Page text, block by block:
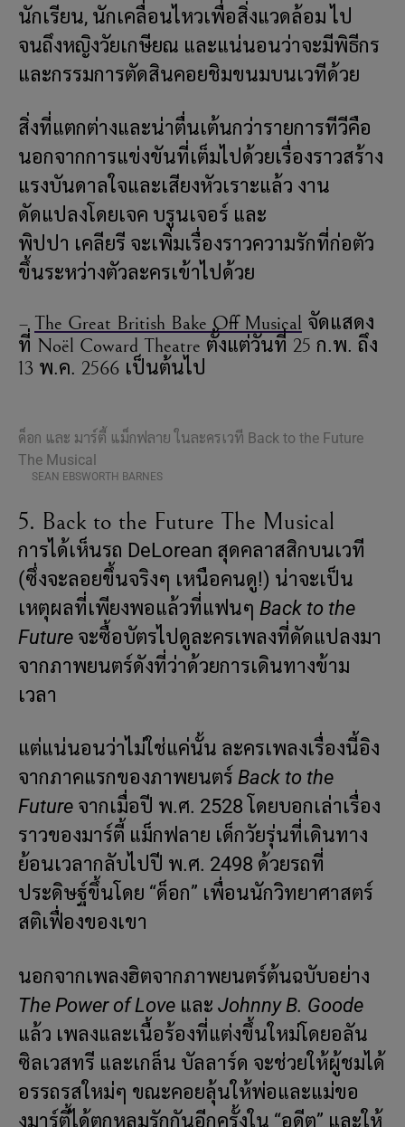
นักเรียน, นักเคลื่อนไหวเพื่อสิ่งแวดล้อม ไป
จนถึงหญิงวัยเกษียณ และแน่นอนว่าจะมีพิธีกร
และกรรมการตัดสินคอยชิมขนมบนเวทีด้วย
สิ่งที่แตกต่างและน่าตื่นเต้นกว่ารายการทีวีคือ
นอกจากการแข่งขันที่เต็มไปด้วยเรื่องราวสร้าง
แรงบันดาลใจและเสียงหัวเราะแล้ว งาน
ดัดแปลงโดยเจค บรูนเจอร์ และ
พิปปา เคลียรี จะเพิ่มเรื่องราวความรักที่ก่อตัว
ขึ้นระหว่างตัวละครเข้าไปด้วย
– The Great British Bake Off Musical จัดแสดง
ที่ Noël Coward Theatre ตั้งแต่วันที่ 25 ก.พ. ถึง
13 พ.ค. 2566 เป็นต้นไป
ด็อก และ มาร์ตี้ แม็กฟลาย ในละครเวที Back to the Future
The Musical
SEAN EBSWORTH BARNES
5. Back to the Future The Musical
การได้เห็นรถ DeLorean สุดคลาสสิกบนเวที
(ซึ่งจะลอยขึ้นจริงๆ เหนือคนดู!) น่าจะเป็น
เหตุผลที่เพียงพอแล้วที่แฟนๆ Back to the
Future จะซื้อบัตรไปดูละครเพลงที่ดัดแปลงมา
จากภาพยนตร์ดังที่ว่าด้วยการเดินทางข้าม
เวลา
แต่แน่นอนว่าไม่ใช่แค่นั้น ละครเพลงเรื่องนี้อิง
จากภาคแรกของภาพยนตร์ Back to the
Future จากเมื่อปี พ.ศ. 2528 โดยบอกเล่าเรื่อง
ราวของมาร์ตี้ แม็กฟลาย เด็กวัยรุ่นที่เดินทาง
ย้อนเวลากลับไปปี พ.ศ. 2498 ด้วยรถที่
ประดิษฐ์ขึ้นโดย “ด็อก” เพื่อนนักวิทยาศาสตร์
สติเฟื่องของเขา
นอกจากเพลงฮิตจากภาพยนตร์ต้นฉบับอย่าง
The Power of Love และ Johnny B. Goode
แล้ว เพลงและเนื้อร้องที่แต่งขึ้นใหม่โดยอลัน
ซิลเวสทรี และเกล็น บัลลาร์ด จะช่วยให้ผู้ชมได้
อรรถรสใหม่ๆ ขณะคอยลุ้นให้พ่อและแม่ขอ
งมาร์ตี้ได้ตกหลุมรักกันอีกครั้งใน “อดีต” และให้